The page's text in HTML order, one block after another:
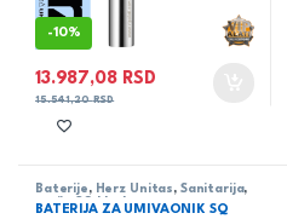
-10%
13.987,08 RSD
15.541,20RSD
Baterije , Herz Unitas , Sanitarija,
serija SQ black
BATERIJA ZA UMIVAONIK SQ